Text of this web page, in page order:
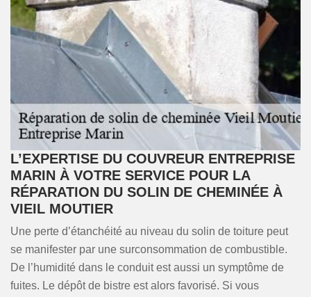
L’EXPERTISE DU COUVREUR ENTREPRISE
MARIN À VOTRE SERVICE POUR LA
RÉPARATION DU SOLIN DE CHEMINÉE À
VIEIL MOUTIER
Une perte d’étanchéité au niveau du solin de toiture peut
se manifester par une surconsommation de combustible.
De l’humidité dans le conduit est aussi un symptôme de
fuites. Le dépôt de bistre est alors favorisé. Si vous